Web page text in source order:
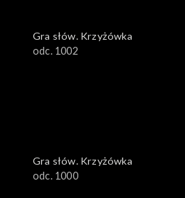
Gra słów. Krzyżówka
odc. 1002
Gra słów. Krzyżówka
odc. 1000